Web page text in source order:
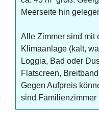
Meerseite hin
Alle Zimmer sind mit
Klimaanlage (kalt,
Loggia, Bad oder
Flatscreen,
Gegen Aufpreis
sind Familienzimmer